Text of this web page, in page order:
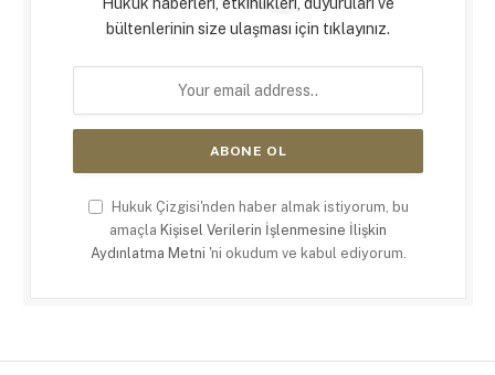
bültenlerinin size ulaşması için tıklayınız.
Hukuk Çizgisi'nden haber almak istiyorum, bu
amaçla Kişisel Verilerin İşlenmesine İlişkin
Aydınlatma Metni 'ni okudum ve kabul ediyorum.